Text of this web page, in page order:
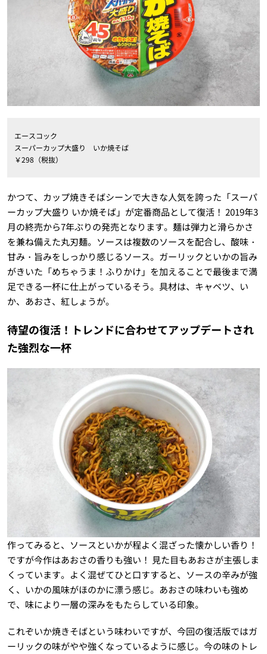
エースコック
スーパーカップ大盛り いか焼そば
￥298（税抜）
かつて、カップ焼きそばシーンで大きな人気を誇った「スーパ
ーカップ大盛り いか焼そば」が定番商品として復活！ 2019年3
月の終売から7年ぶりの発売となります。麺は弾力と滑らかさ
を兼ね備えた丸刃麺。ソースは複数のソースを配合し、酸味・
甘み・旨みをしっかり感じるソース。ガーリックといかの旨み
がきいた「めちゃうま！ふりかけ」を加えることで最後まで満
足できる一杯に仕上がっているそう。具材は、キャベツ、い
か、あおさ、紅しょうが。
待望の復活！トレンドに合わせてアップデートされ
た強烈な一杯
作ってみると、ソースといかが程よく混ざった懐かしい香り！
ですが今作はあおさの香りも強い！ 見た目もあおさが主張しま
くっています。よく混ぜてひと口すすると、ソースの辛みが強
く、いかの風味がほのかに漂う感じ。あおさの味わいも強め
で、味により一層の深みをもたらしている印象。
これぞいか焼きそばという味わいですが、今回の復活版ではガ
ーリックの味がやや強くなっているように感じ。今の味のトレ